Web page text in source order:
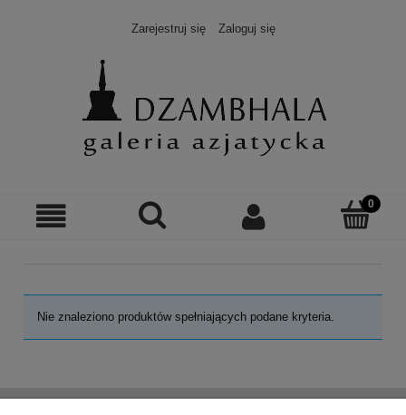
Zarejestruj się Zaloguj się
Nie znaleziono produktów spełniających podane kryteria.